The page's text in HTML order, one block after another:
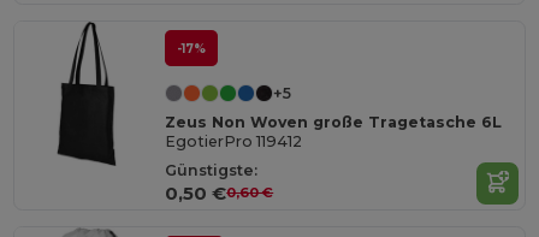
-17%
+5
Zeus Non Woven große Tragetasche 6L
EgotierPro 119412
Günstigste:
0,50 €0,60 €